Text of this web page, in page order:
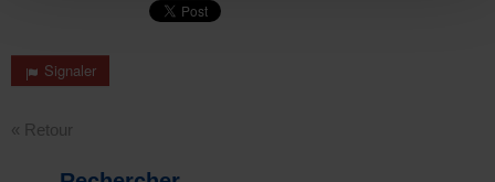
Signaler
« Retour